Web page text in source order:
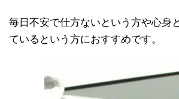
毎日不安で仕方ないという方や心身
ているという方におすすめです。